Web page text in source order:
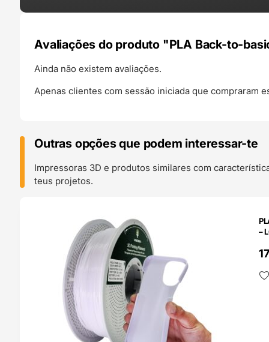
Avaliações do produto "PLA Back-to-
Ainda não existem avaliações.
Apenas clientes com sessão iniciada que compraram
Outras opções que podem interessar-te
Impressoras 3D e produtos similares com
teus projetos.
–